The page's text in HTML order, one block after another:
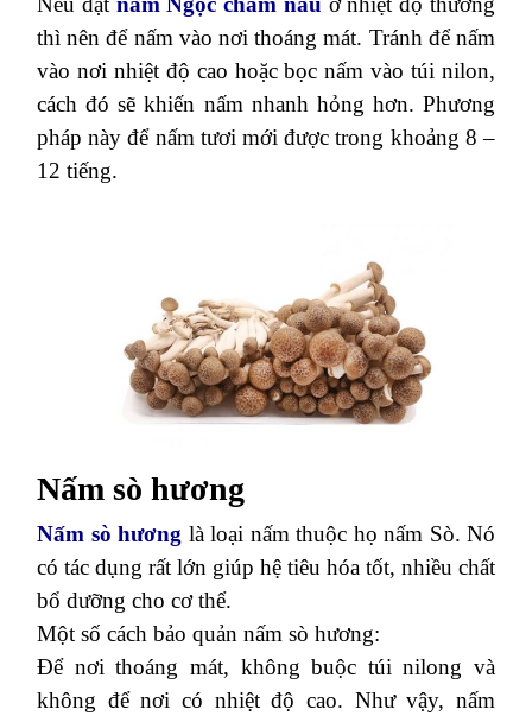
thì nên để nấm vào nơi thoáng mát. Tránh để nấm
vào nơi nhiệt độ cao hoặc bọc nấm vào túi nilon,
cách đó sẽ khiến nấm nhanh hỏng hơn. Phương
pháp này để nấm tươi mới được trong khoảng 8 –
12 tiếng.
Nấm sò hương
Nấm sò hương là loại nấm thuộc họ nấm Sò. Nó
có tác dụng rất lớn giúp hệ tiêu hóa tốt, nhiều chất
bổ dưỡng cho cơ thể.
Một số cách bảo quản nấm sò hương:
Để nơi thoáng mát, không buộc túi nilong và
không để nơi có nhiệt độ cao. Như vậy, nấm